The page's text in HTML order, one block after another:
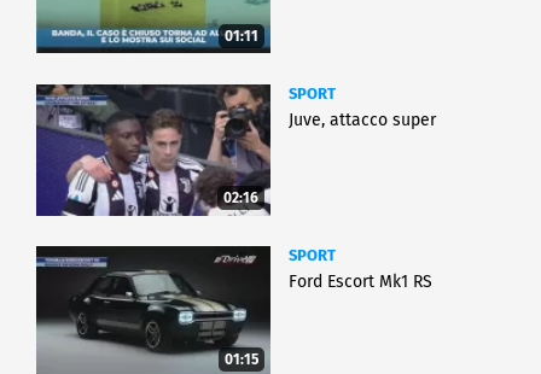
01:11
02:16
SPORT
Juve, attacco super
01:15
SPORT
Ford Escort Mk1 RS